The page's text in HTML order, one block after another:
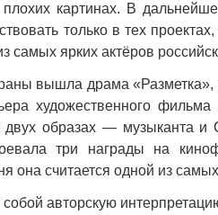
картинах. В
только в тех
самых ярких актёров
вышла драма
художественного
двух образах — музыканта и
три награды на
она считается одной из
авторскую